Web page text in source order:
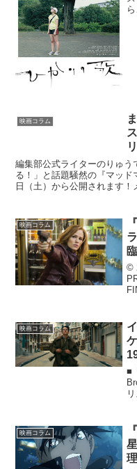
映画コラム
編集部公式ライターのりゅ
る！」と話題騒然の『マッ
日（土）から公開されます！
映画コラム
©
映画コラム
■
映画コラム